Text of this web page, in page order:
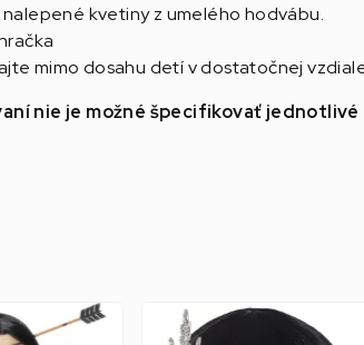
nalepené kvetiny z umelého hodvábu.
mimo dosahu detí v dostatočnej
nie je možné špecifikovať